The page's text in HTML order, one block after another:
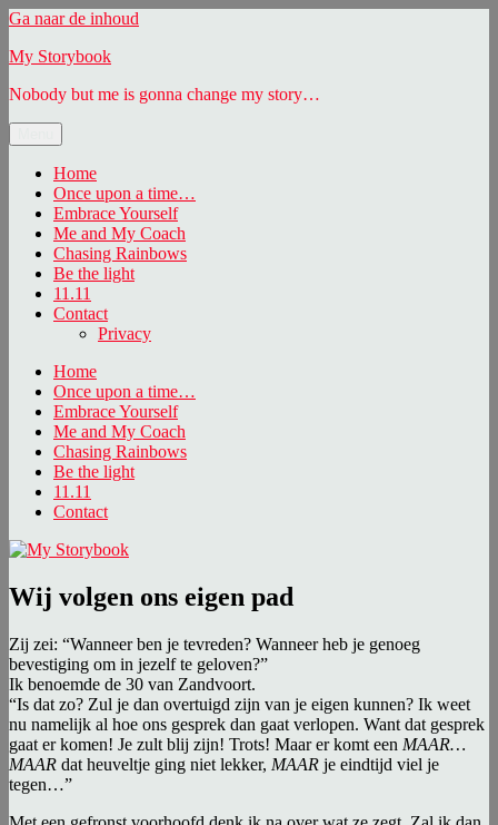
Ga naar de inhoud
My Storybook
Nobody but me is gonna change my story…
Home
Once upon a time…
Embrace Yourself
Me and My Coach
Chasing Rainbows
Be the light
11.11
Contact
Privacy
Home
Once upon a time…
Embrace Yourself
Me and My Coach
Chasing Rainbows
Be the light
11.11
Contact
Wij volgen ons eigen pad
Zij zei: “Wanneer ben je tevreden? Wanneer heb je genoeg
bevestiging om in jezelf te geloven?”
Ik benoemde de 30 van Zandvoort.
“Is dat zo? Zul je dan overtuigd zijn van je eigen kunnen? Ik weet
nu namelijk al hoe ons gesprek dan gaat verlopen. Want dat gesprek
gaat er komen! Je zult blij zijn! Trots! Maar er komt een MAAR…
MAAR dat heuveltje ging niet lekker, MAAR je eindtijd viel je
tegen…”